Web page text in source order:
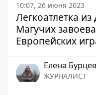
10:07, 26 июня 2023
Легкоатлетка
Магучих
Европейских
Елена
ЖУРНАЛИСТ